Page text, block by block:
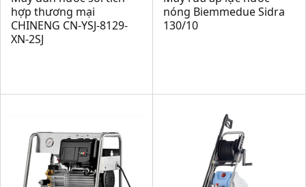
hợp thương mại
CHINENG CN-YSJ-8129-
XN-2SJ
nóng Biemmedue Sidra
130/10